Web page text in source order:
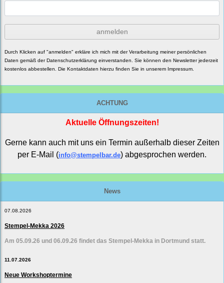
anmelden
Durch Klicken auf "anmelden" erkläre ich mich mit der Verarbeitung meiner persönlichen
Daten gemäß der Datenschutzerklärung einverstanden. Sie können den Newsletter jederzeit
kostenlos abbestellen. Die Kontaktdaten hierzu finden Sie in unserem Impressum.
ACHTUNG
Aktuelle Öffnungszeiten!
Gerne kann auch mit uns ein Termin außerhalb dieser Zeiten
per E-Mail (info@stempelbar.de) abgesprochen werden.
News
07.08.2026
Stempel-Mekka 2026
Am 05.09.26 und 06.09.26 findet das Stempel-Mekka in Dortmund statt.
11.07.2026
Neue Workshoptermine